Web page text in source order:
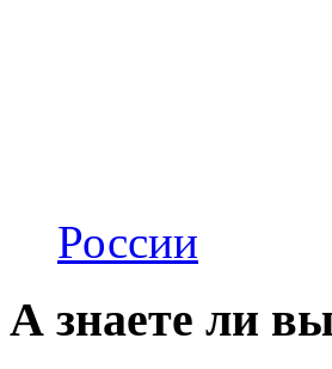
России
А знаете ли